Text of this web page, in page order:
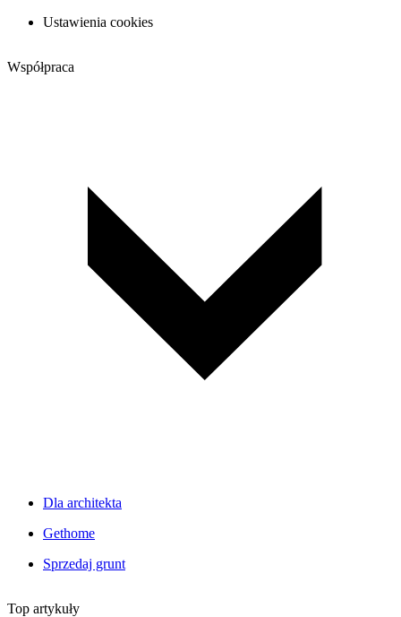
Ustawienia cookies
Współpraca
Dla architekta
Gethome
Sprzedaj grunt
Top artykuły